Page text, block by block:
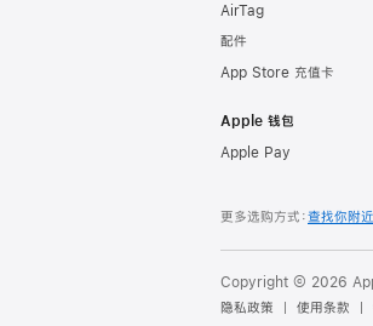
AirTag
配件
App Store 充值卡
Apple 钱包
Apple Pay
更多选购方式：查找你附
Copyright © 2026
隐私政策
使用条款